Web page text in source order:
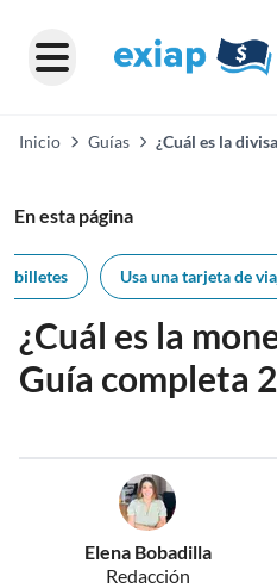
Inicio Guías
¿Cuál es la
En esta página
billetes Usa una tarjeta de
¿Cuál es la
Guía completa
Elena Bobadilla
Redacción